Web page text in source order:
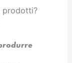
prodotti?